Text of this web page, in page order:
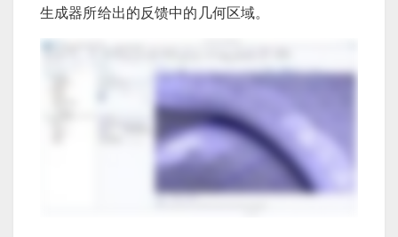
生成器所给出的反馈中的几何区域。